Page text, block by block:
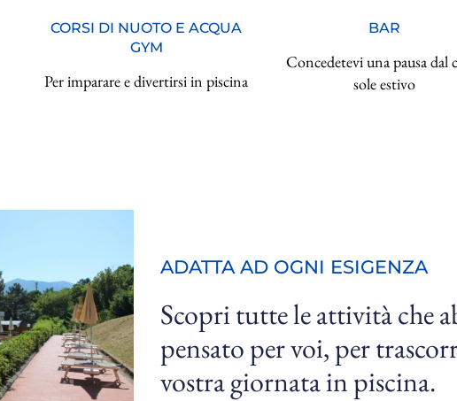
CORSI DI NUOTO E ACQUA
GYM
Per imparare e divertirsi in piscina
BAR
Concedetevi una pausa dal
sole estivo
ADATTA AD OGNI ESIGENZA
Scopri tutte le attività che
pensato per voi, per
vostra giornata in piscina.